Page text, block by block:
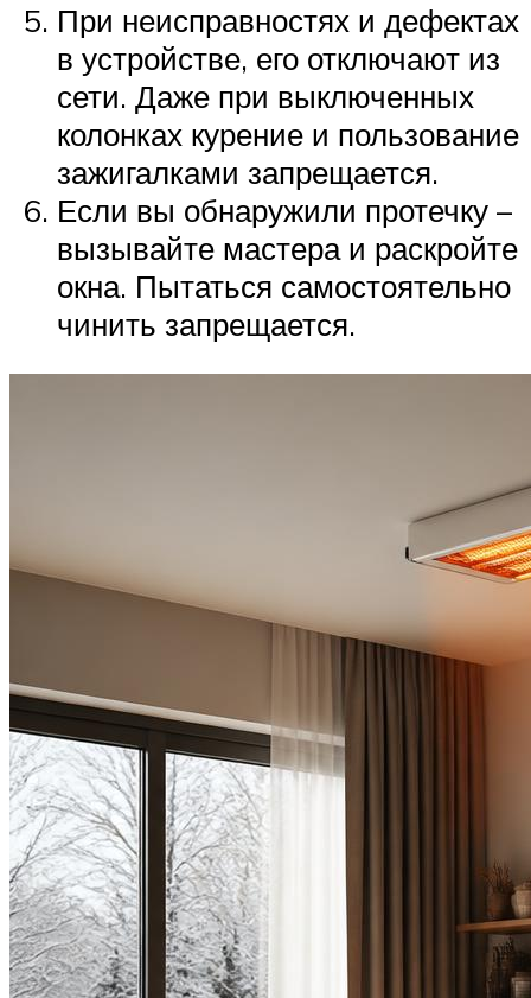
При неисправностях и дефектах
в устройстве, его отключают из
сети. Даже при выключенных
колонках курение и пользование
зажигалками запрещается.
Если вы обнаружили протечку –
вызывайте мастера и раскройте
окна. Пытаться самостоятельно
чинить запрещается.